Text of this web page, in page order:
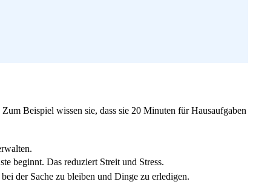
Beispiel wissen sie, dass sie 20 Minuten für Hausaufgaben
beginnt. Das reduziert Streit und Stress.
der Sache zu bleiben und Dinge zu erledigen.